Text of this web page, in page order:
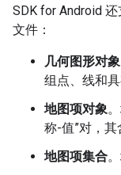
SDK for Android
文件：
几何图形对象
组点、线和
地图项对象
称-值”对，其
地图项集合